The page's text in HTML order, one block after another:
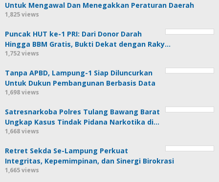
Untuk Mengawal Dan Menegakkan Peraturan Daerah
1,825 views
Puncak HUT ke-1 PRI: Dari Donor Darah
Hingga BBM Gratis, Bukti Dekat dengan Raky…
1,752 views
Tanpa APBD, Lampung-1 Siap Diluncurkan
Untuk Dukun Pembangunan Berbasis Data
1,698 views
Satresnarkoba Polres Tulang Bawang Barat
Ungkap Kasus Tindak Pidana Narkotika di…
1,668 views
Retret Sekda Se-Lampung Perkuat
Integritas, Kepemimpinan, dan Sinergi Birokrasi
1,665 views